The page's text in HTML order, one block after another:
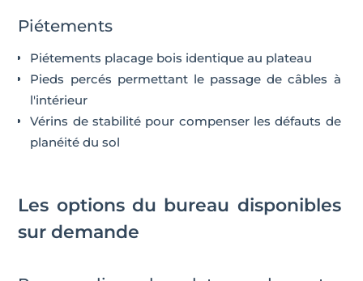
Piétements
Piétements placage bois identique au plateau
Pieds percés permettant le passage de câbles à
l'intérieur
Vérins de stabilité pour compenser les défauts de
planéité du sol
Les options du bureau disponibles
sur demande